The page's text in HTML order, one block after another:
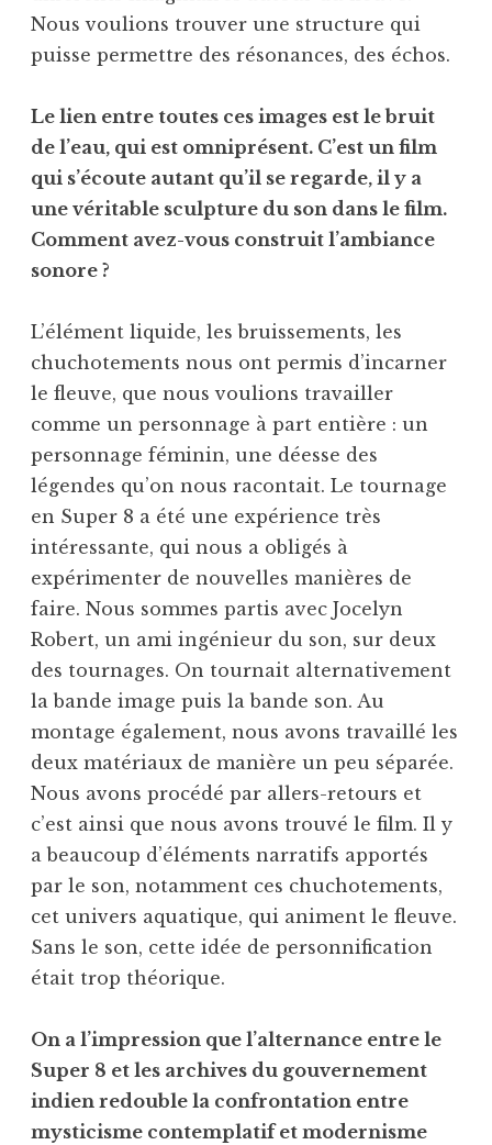
Nous voulions trouver une structure qui
puisse permettre des résonances, des échos.
Le lien entre toutes ces images est le bruit
de l’eau, qui est omniprésent. C’est un film
qui s’écoute autant qu’il se regarde, il y a
une véritable sculpture du son dans le film.
Comment avez-vous construit l’ambiance
sonore ?
L’élément liquide, les bruissements, les
chuchotements nous ont permis d’incarner
le fleuve, que nous voulions travailler
comme un personnage à part entière : un
personnage féminin, une déesse des
légendes qu’on nous racontait. Le tournage
en Super 8 a été une expérience très
intéressante, qui nous a obligés à
expérimenter de nouvelles manières de
faire. Nous sommes partis avec Jocelyn
Robert, un ami ingénieur du son, sur deux
des tournages. On tournait alternativement
la bande image puis la bande son. Au
montage également, nous avons travaillé les
deux matériaux de manière un peu séparée.
Nous avons procédé par allers-retours et
c’est ainsi que nous avons trouvé le film. Il y
a beaucoup d’éléments narratifs apportés
par le son, notamment ces chuchotements,
cet univers aquatique, qui animent le fleuve.
Sans le son, cette idée de personnification
était trop théorique.
On a l’impression que l’alternance entre le
Super 8 et les archives du gouvernement
indien redouble la confrontation entre
mysticisme contemplatif et modernisme